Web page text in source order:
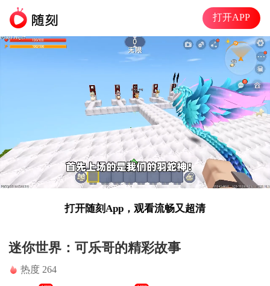
打开APP
打开随刻App，观看流畅又超清
迷你世界：可乐哥的精彩故事
热度 264